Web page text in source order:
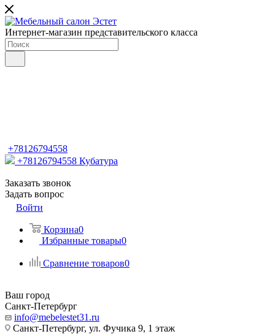
Интернет-магазин представительского класса
+78126794558
+78126794558 Кубатура
Заказать звонок
Задать вопрос
Войти
Корзина0
Избранные товары0
Сравнение товаров0
Ваш город
Санкт-Петербург
info@mebelestet31.ru
Санкт-Петербург, ул. Фучика 9, 1 этаж